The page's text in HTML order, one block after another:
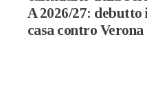
A 2026/27: debutto
casa contro Verona